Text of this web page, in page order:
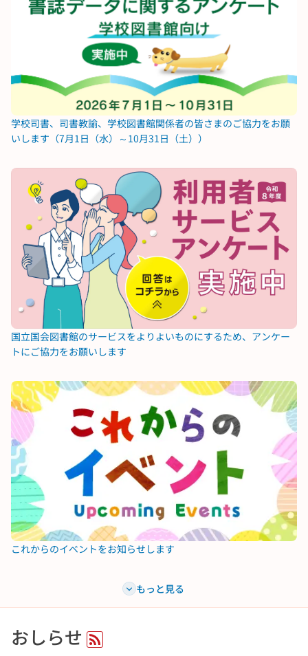
学校司書、司書教諭、学校図書館関係者の皆さまのご協力をお願
いします（7月1日（水）～10月31日（土））
国立国会図書館のサービスをよりよいものにするため、アンケー
トにご協力をお願いします
これからのイベントをお知らせします
もっと見る
おしらせ RSS